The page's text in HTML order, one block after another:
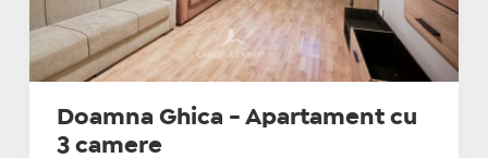
Doamna Ghica - Apartament cu
3 camere